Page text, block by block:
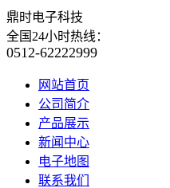
鼎时电子科技
全国24小时热线：
0512-62222999
网站首页
公司简介
产品展示
新闻中心
电子地图
联系我们